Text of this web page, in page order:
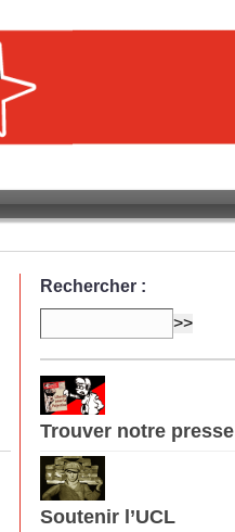
Rechercher :
Trouver notre presse
Soutenir l’UCL